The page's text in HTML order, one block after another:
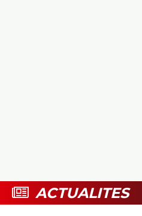
BOUTIQUE
ACTUALITES